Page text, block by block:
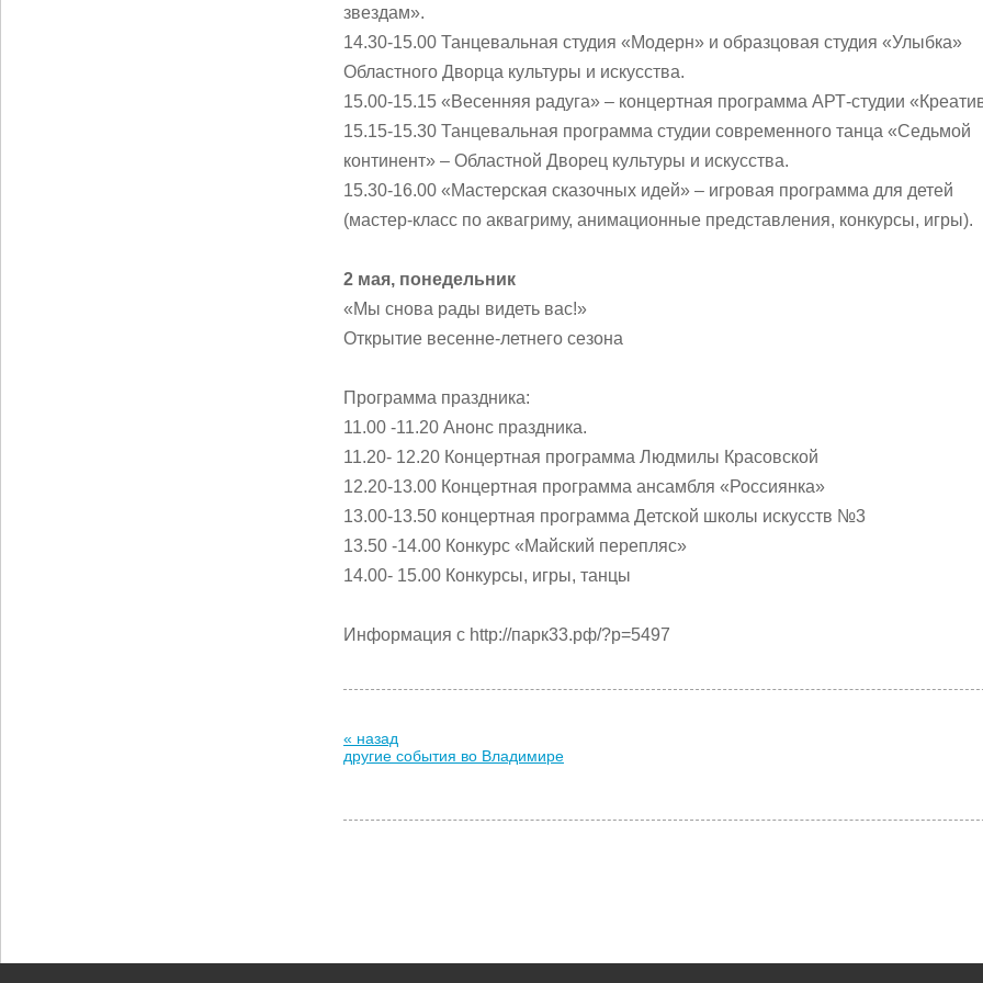
звездам».
14.30-15.00 Танцевальная студия «Модерн» и образцовая студия «Улыбка»
Областного Дворца культуры и искусства.
15.00-15.15 «Весенняя радуга» – концертная программа АРТ-студии
15.15-15.30 Танцевальная программа студии современного танца «Седьмой
континент» – Областной Дворец культуры и искусства.
15.30-16.00 «Мастерская сказочных идей» – игровая программа для детей
(мастер-класс по аквагриму, анимационные представления, конкурсы, игры).
2 мая, понедельник
«Мы снова рады видеть вас!»
Открытие весенне-летнего сезона
Программа праздника:
11.00 -11.20 Анонс праздника.
11.20- 12.20 Концертная программа Людмилы Красовской
12.20-13.00 Концертная программа ансамбля «Россиянка»
13.00-13.50 концертная программа Детской школы искусств №3
13.50 -14.00 Конкурс «Майский перепляс»
14.00- 15.00 Конкурсы, игры, танцы
Информация с http://парк33.рф/?p=5497
« назад
другие события во Владимире